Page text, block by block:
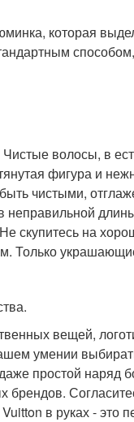
которая
волосы, в
фигура и
чистыми,
скупитесь на
Только
вещей,
умении
простой наряд
брендов.
в руках - это